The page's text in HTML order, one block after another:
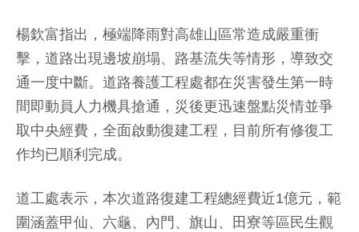
楊欽富指出，極端降雨對高雄山區常造成嚴重衝
擊，道路出現邊坡崩塌、路基流失等情形，導致交
通一度中斷。道路養護工程處都在災害發生第一時
間即動員人力機具搶通，災後更迅速盤點災情並爭
取中央經費，全面啟動復建工程，目前所有修復工
作均已順利完成。
道工處表示，本次道路復建工程總經費近1億元，範
圍涵蓋甲仙、六龜、內門、旗山、田寮等區民生觀